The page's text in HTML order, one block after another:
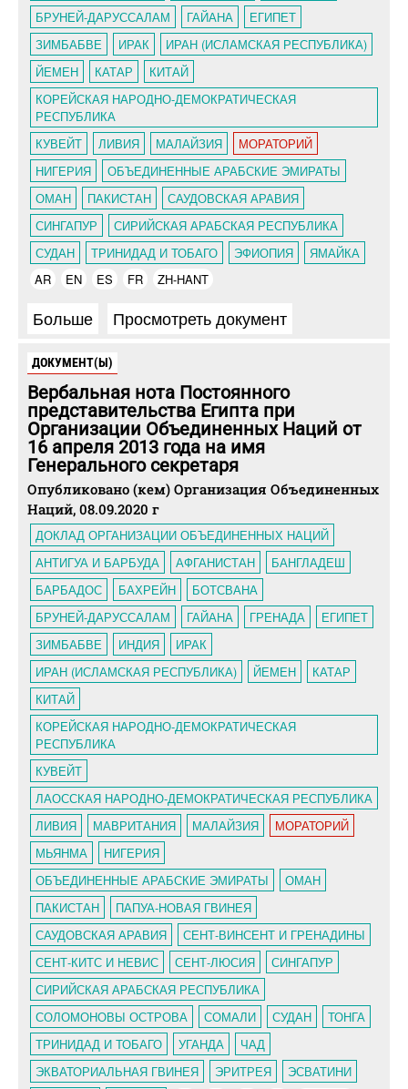
БРУНЕЙ-ДАРУССАЛАМ
ГАЙАНА
ЕГИПЕТ
ЗИМБАБВЕ
ИРАК
ИРАН (ИСЛАМСКАЯ РЕСПУБЛИКА)
ЙЕМЕН
КАТАР
КИТАЙ
КОРЕЙСКАЯ НАРОДНО-ДЕМОКРАТИЧЕСКАЯ
РЕСПУБЛИКА
КУВЕЙТ
ЛИВИЯ МАЛАЙЗИЯ
МОРАТОРИЙ
НИГЕРИЯ
ОБЪЕДИНЕННЫЕ АРАБСКИЕ ЭМИРАТЫ
ОМАН
ПАКИСТАН
САУДОВСКАЯ АРАВИЯ
СИНГАПУР
СИРИЙСКАЯ АРАБСКАЯ РЕСПУБЛИКА
СУДАН
ТРИНИДАД И ТОБАГО ЭФИОПИЯ
ЯМАЙКА
AR
EN ES FR ZH-HANT
Больше Просмотреть документ
ДОКУМЕНТ(Ы)
Вербальная нота Постоянного
представительства Египта при
Организации Объединенных Наций от
16 апреля 2013 года на имя
Генерального секретаря
Опубликовано (кем) Организация Объединенных
Наций, 08.09.2020 г
ДОКЛАД ОРГАНИЗАЦИИ ОБЪЕДИНЕННЫХ НАЦИЙ
АНТИГУА И БАРБУДА
АФГАНИСТАН
БАНГЛАДЕШ
БАРБАДОС
БАХРЕЙН
БОТСВАНА
БРУНЕЙ-ДАРУССАЛАМ
ГАЙАНА ГРЕНАДА
ЕГИПЕТ
ЗИМБАБВЕ
ИНДИЯ
ИРАК
ИРАН (ИСЛАМСКАЯ РЕСПУБЛИКА)
ЙЕМЕН
КАТАР
КИТАЙ
КОРЕЙСКАЯ НАРОДНО-ДЕМОКРАТИЧЕСКАЯ
РЕСПУБЛИКА
КУВЕЙТ
ЛАОССКАЯ НАРОДНО-ДЕМОКРАТИЧЕСКАЯ РЕСПУБЛИКА
ЛИВИЯ
МАВРИТАНИЯ МАЛАЙЗИЯ
МОРАТОРИЙ
МЬЯНМА
НИГЕРИЯ
ОБЪЕДИНЕННЫЕ АРАБСКИЕ ЭМИРАТЫ
ОМАН
ПАКИСТАН
ПАПУА-НОВАЯ ГВИНЕЯ
САУДОВСКАЯ АРАВИЯ
СЕНТ-ВИНСЕНТ И ГРЕНАДИНЫ
СЕНТ-КИТС И НЕВИС
СЕНТ-ЛЮСИЯ
СИНГАПУР
СИРИЙСКАЯ АРАБСКАЯ РЕСПУБЛИКА
СОЛОМОНОВЫ ОСТРОВА
СОМАЛИ СУДАН
ТОНГА
ТРИНИДАД И ТОБАГО
УГАНДА
ЧАД
ЭКВАТОРИАЛЬНАЯ ГВИНЕЯ
ЭРИТРЕЯ
ЭСВАТИНИ